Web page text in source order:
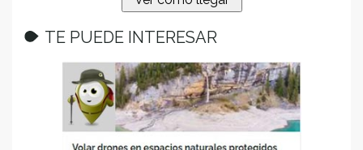
TE PUEDE INTERESAR